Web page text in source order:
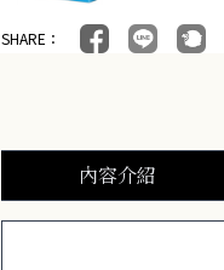
SHARE：
內容介紹